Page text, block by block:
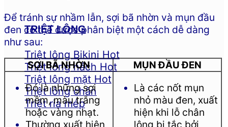
TRIỆT LÔNG
Triệt lông Bikini
Triệt lông nách
Triệt lông mặt
Triệt lông chân
Triệt ria mép
Để tránh sự nhầm lẫn, sợi bã nhờn và mụn đầu
đen có thể được phân biệt một cách dễ dàng
như sau:
SỢI BÃ NHỜN MỤN ĐẦU ĐEN
Đó là những sợi
mềm, màu trắng
hoặc vàng nhạt.
Là các nốt mụn
nhỏ màu đen, xuất
hiện khi lỗ chân